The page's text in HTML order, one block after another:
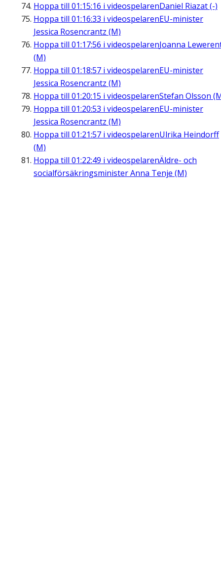
Hoppa till 01:15:16 i videospelarenDaniel Riazat (-)
Hoppa till 01:16:33 i videospelarenEU-minister
Jessica Rosencrantz (M)
Hoppa till 01:17:56 i videospelarenJoanna
(M)
Hoppa till 01:18:57 i videospelarenEU-minister
Jessica Rosencrantz (M)
Hoppa till 01:20:15 i videospelarenStefan Olsson
Hoppa till 01:20:53 i videospelarenEU-minister
Jessica Rosencrantz (M)
Hoppa till 01:21:57 i videospelarenUlrika Heindorff
(M)
Hoppa till 01:22:49 i videospelarenÄldre- och
socialförsäkringsminister Anna Tenje (M)